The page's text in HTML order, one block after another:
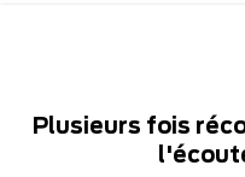
Plusieurs fois